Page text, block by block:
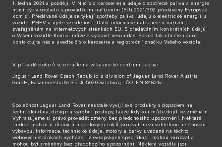
1. ledna 2021 a později. VIN (číslo karoserie) a údaje o spotřebě paliva a energie
musí být v souladu s prováděcím nařízením (EU) 2021/392 předávány Evropské
komisi. Předávané údaje se týkají spotřeby paliva, údajů o elektrické energii u
vozidel PHEV a ujeté vzdálenosti. Další informace naleznete v nařízení
zveřejněném na internetových stránkách EU. S předáváním konkrétních údajů
o Vašem vozidle Komisi můžete vyslovit nesouhlas. Pokud tak chcete učinit,
kontaktujte nás a uveďte číslo karoserie a registrační značku Vašeho vozidla.
V případě dotazů se obraťte na zákaznické centrum Jaguar.
Jaguar Land Rover Czech Republic, a division of Jaguar Land Rover Austria
GmbH, Fasaneriestraße 35, A-5020 Salzburg, IČO: FN 84604v
Společnost Jaguar Land Rover neustále vyvíjí své produkty s dopadem na
technická data, design a výrobní postupy, takže kdykoli může dojít ke změnám.
Vyhrazujeme si právo provádět změny bez předchozího upozornění. Některé
funkce mohou u různých modelových roků variovat mezi volitelnou a sériovou
výbavou. Informace, technické údaje, motory a barvy uvedené na těchto
webových stránkách vycházejí z evropských specifikací, mohou variovat a
mohou být změněny bez předchozího upozornění. Některá vozidla jsou